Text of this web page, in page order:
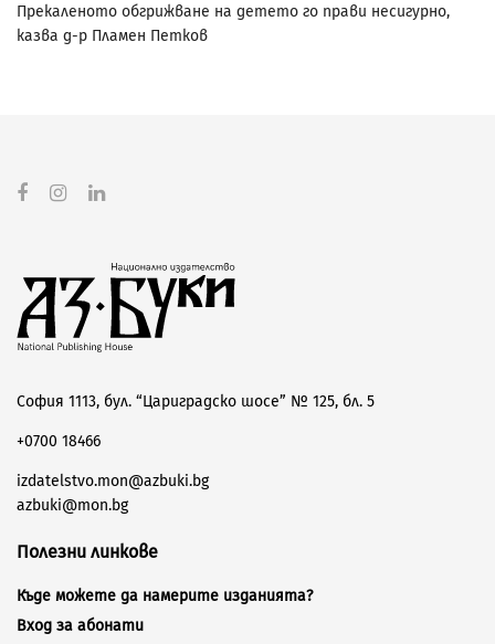
Прекаленото обгрижване на детето го прави несигурно,
казва д-р Пламен Петков
София 1113, бул. “Цариградско шосе” № 125, бл. 5
+0700 18466
izdatelstvo.mon@azbuki.bg
azbuki@mon.bg
Полезни линкове
Къде можете да намерите изданията?
Вход за абонати